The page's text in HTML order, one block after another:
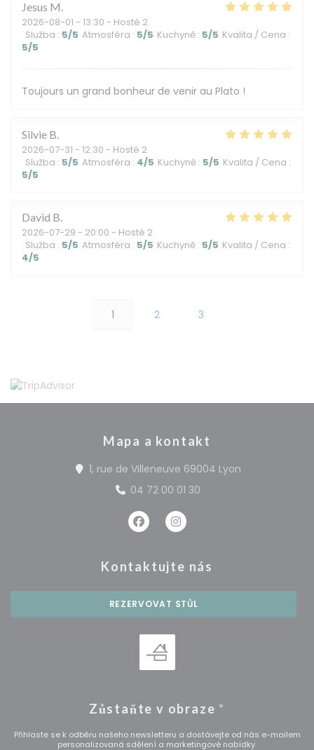
Jesus M
2026-08-01 - 13:30 - Hosté 2
Služba : 5/5 Atmosféra : 5/5 Kuchyně : 5/5 Kvalita / Cena :
5/5
Toujours un grand bonheur de venir au Plato !
Silvie B
2026-07-31 - 12:30 - Hosté 2
Služba : 5/5 Atmosféra : 4/5 Kuchyně : 5/5 Kvalita / Cena :
5/5
David B
2026-07-29 - 20:00 - Hosté 2
Služba : 5/5 Atmosféra : 5/5 Kuchyně : 5/5 Kvalita / Cena :
4/5
1 2 3
Mapa a kontakt
1, rue de Villeneuve 69004 Lyon
04 72 00 01 30
Facebook ((otevře se v novém
Instagram ((otevře se v
Kontaktujte nás
REZERVOVAT STŮL
Zůstaňte v obraze *
Přihlaste se k odběru našeho newsletteru a dostávejte od nás e-mailem
personalizovaná sdělení a marketingové nabídky.